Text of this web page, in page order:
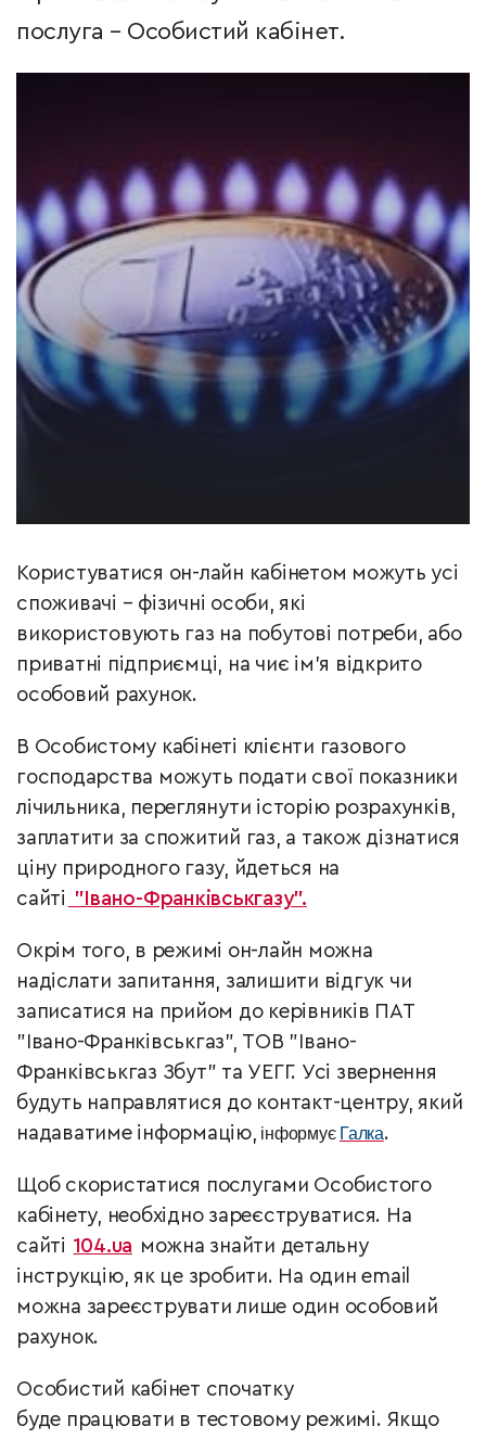
послуга – Особистий кабінет.
Користуватися он-лайн кабінетом можуть усі
споживачі – фізичні особи, які
використовують газ на побутові потреби, або
приватні підприємці, на чиє ім’я відкрито
особовий рахунок.
В Особистому кабінеті клієнти газового
господарства можуть подати свої показники
лічильника, переглянути історію розрахунків,
заплатити за спожитий газ, а також дізнатися
ціну природного газу, йдеться на
сайті "Івано-Франківськгазу".
Окрім того, в режимі он-лайн можна
надіслати запитання, залишити відгук чи
записатися на прийом до керівників ПАТ
"Івано-Франківськгаз", ТОВ "Івано-
Франківськгаз Збут" та УЕГГ. Усі звернення
будуть направлятися до контакт-центру, який
надаватиме інформацію, інформує Галка.
Щоб скористатися послугами Особистого
кабінету, необхідно зареєструватися. На
сайті 104.ua можна знайти детальну
інструкцію, як це зробити. На один email
можна зареєструвати лише один особовий
рахунок.
Особистий кабінет спочатку
буде працювати в тестовому режимі. Якщо